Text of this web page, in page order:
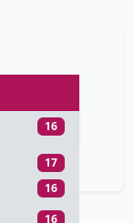
16
1
16
16
17